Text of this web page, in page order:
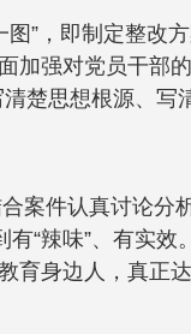
”，即制定整改
加强对党员干部
楚思想根源、写
案件认真讨论分
“辣味”、有实效
育身边人，真正